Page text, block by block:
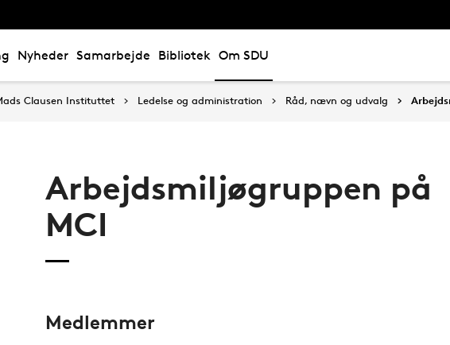
Nyheder Samarbejde Bibliotek Om SDU
Clausen Instituttet Ledelse og administration Råd, nævn og udvalg
Arbejdsmiljøgruppen på
MCI
Medlemmer